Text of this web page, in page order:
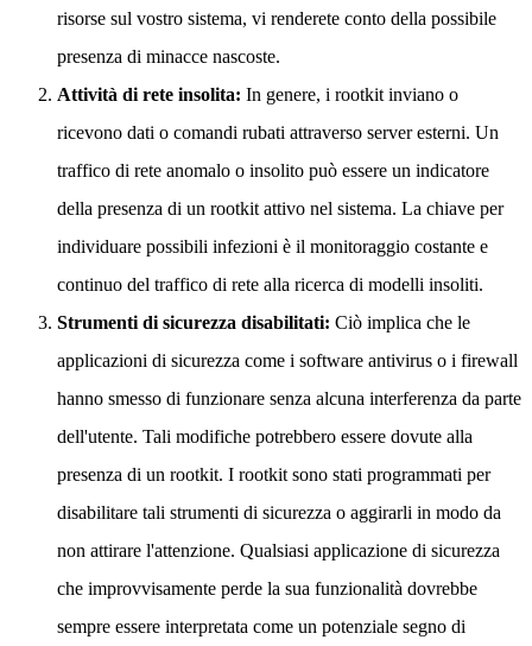
risorse sul vostro sistema, vi renderete conto della possibile
presenza di minacce nascoste.
Attività di rete insolita: In genere, i rootkit inviano o
ricevono dati o comandi rubati attraverso server esterni. Un
traffico di rete anomalo o insolito può essere un indicatore
della presenza di un rootkit attivo nel sistema. La chiave per
individuare possibili infezioni è il monitoraggio costante e
continuo del traffico di rete alla ricerca di modelli insoliti.
Strumenti di sicurezza disabilitati: Ciò implica che le
applicazioni di sicurezza come i software antivirus o i firewall
hanno smesso di funzionare senza alcuna interferenza da parte
dell'utente. Tali modifiche potrebbero essere dovute alla
presenza di un rootkit. I rootkit sono stati programmati per
disabilitare tali strumenti di sicurezza o aggirarli in modo da
non attirare l'attenzione. Qualsiasi applicazione di sicurezza
che improvvisamente perde la sua funzionalità dovrebbe
sempre essere interpretata come un potenziale segno di